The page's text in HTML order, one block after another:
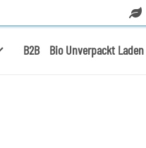
B2B Bio Unverpackt Laden